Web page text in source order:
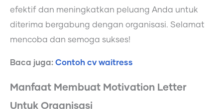
efektif dan meningkatkan peluang Anda untuk
diterima bergabung dengan organisasi. Selamat
mencoba dan semoga sukses!
Baca juga: Contoh cv waitress
Manfaat Membuat Motivation Letter
Untuk Organisasi